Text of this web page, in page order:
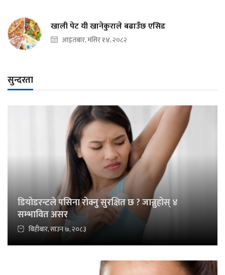
खाली पेट यी खानेकुराले बढाउँछ एसिड
आइतबार, मंसिर १४, २०८२
सुन्दरता
डियोडरन्टले पसिना रोक्नु सुरक्षित छ ? जान्नुहोस् ४
सम्भावित असर
बिहीबार, साउन ७, २०८३